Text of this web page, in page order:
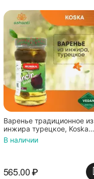
Варенье традиционное из
инжира турецкое, Koska
(Коска), 380г
В наличии
565.00₽